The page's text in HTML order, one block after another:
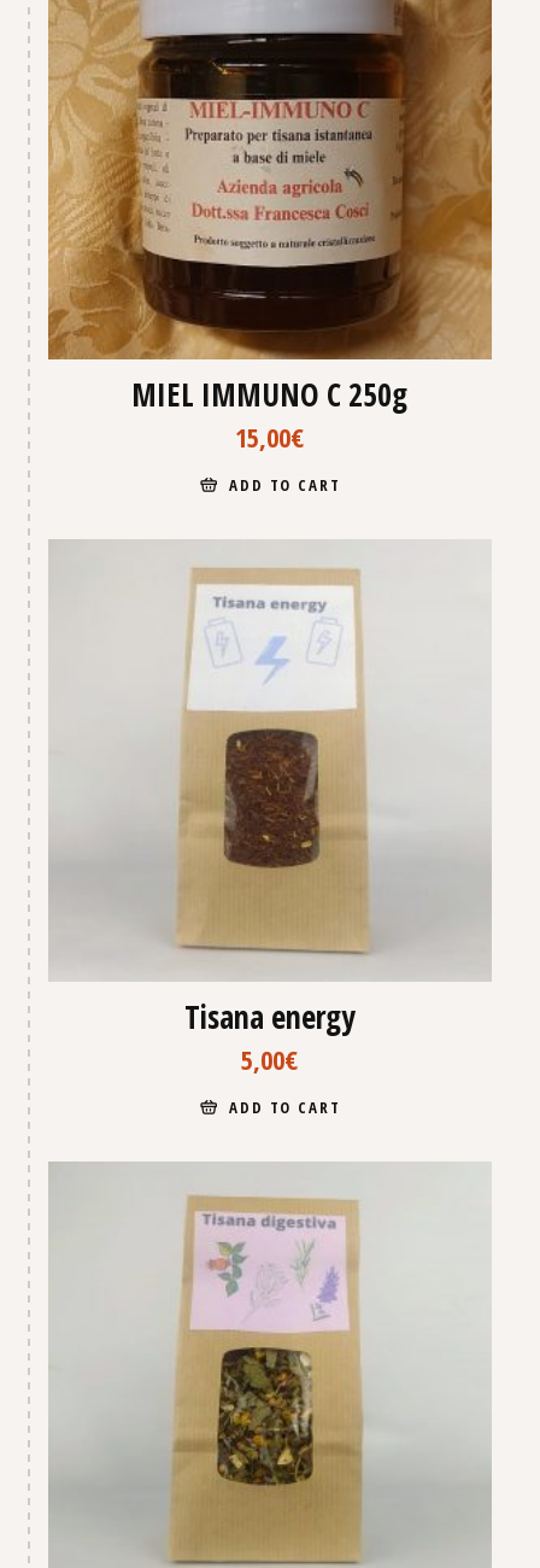
MIEL IMMUNO C 250g
15,00€
ADD TO CART
Tisana energy
5,00€
ADD TO CART